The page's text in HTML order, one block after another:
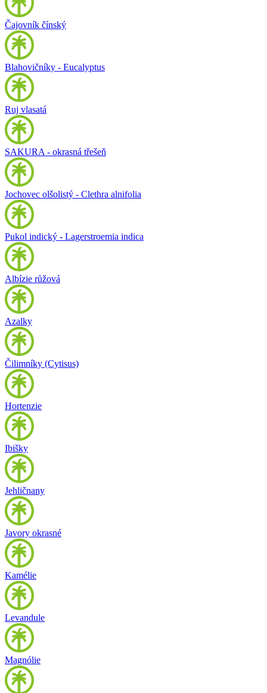
Čajovník čínský
Blahovičníky - Eucalyptus
Ruj vlasatá
SAKURA - okrasná třešeň
Jochovec olšolistý - Clethra alnifolia
Pukol indický - Lagerstroemia indica
Albízie růžová
Azalky
Čilimníky (Cytisus)
Hortenzie
Ibišky
Jehličnany
Javory okrasné
Kamélie
Levandule
Magnólie